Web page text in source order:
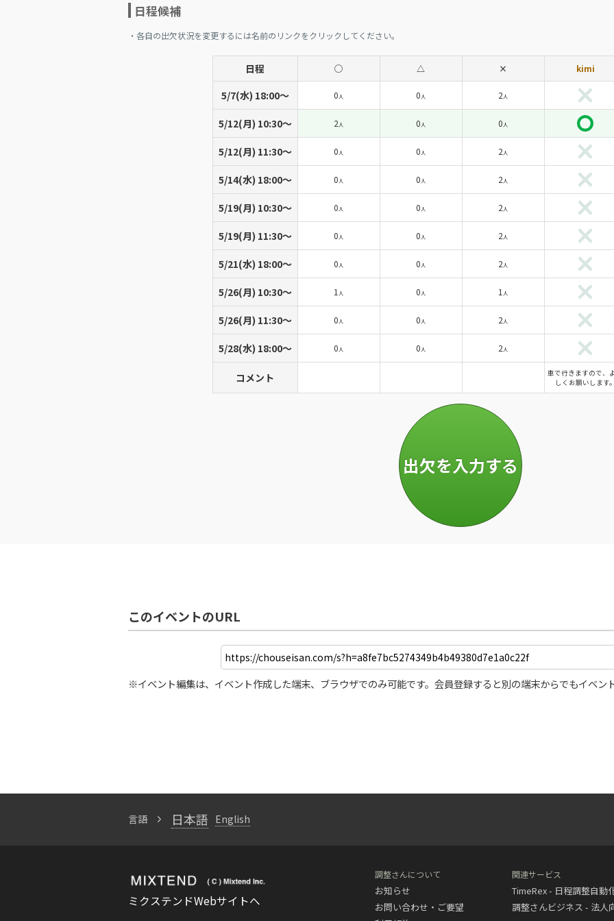
日程候補
・各自の出欠状況を変更するには名前のリンクをクリックしてください。
日程 ◯ △ × kimi
5/7(水) 18:00〜 0人 0人 2人
5/12(月) 10:30〜 2人 0人 0人
5/12(月) 11:30〜 0人 0人 2人
5/14(水) 18:00〜 0人 0人 2人
5/19(月) 10:30〜 0人 0人 2人
5/19(月) 11:30〜 0人 0人 2人
5/21(水) 18:00〜 0人 0人 2人
5/26(月) 10:30〜 1 人 0人 1 人
5/26(月) 11:30〜 0人 0人 2人
5/28(水) 18:00〜 0人 0人 2人
コメント
車で行きますので、
しくお願いします
このイベントのURL
※イベント編集は、イベント作成した端末、ブラウザでのみ可能です。会員登録すると別の端末からでもイベン
言語 日本語 English
ミクステンドWebサイトへ
調整さんについて
お知らせ
お問い合わせ・ご要望
関連サービス
TimeRex - 日程調整自動
調整さんビジネス - 法人